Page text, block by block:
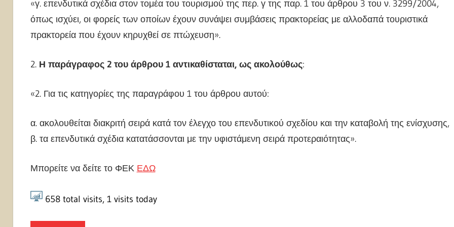
«γ. επενδυτικά σχέδια στον τομέα του τουρισμού της περ. γ της παρ. 1 του άρθρου 3 του ν. 3299/2004,
όπως ισχύει, οι φορείς των οποίων έχουν συνάψει συμβάσεις πρακτορείας με αλλοδαπά τουριστικά
πρακτορεία που έχουν κηρυχθεί σε πτώχευση».
2. Η παράγραφος 2 του άρθρου 1 αντικαθίσταται, ως ακολούθως:
«2. Για τις κατηγορίες της παραγράφου 1 του άρθρου αυτού:
α. ακολουθείται διακριτή σειρά κατά τον έλεγχο του επενδυτικού σχεδίου και την καταβολή της ενίσχυσης,
β. τα επενδυτικά σχέδια κατατάσσονται με την υφιστάμενη σειρά προτεραιότητας».
Μπορείτε να δείτε το ΦΕΚ ΕΔΩ
658 total visits, 1 visits today